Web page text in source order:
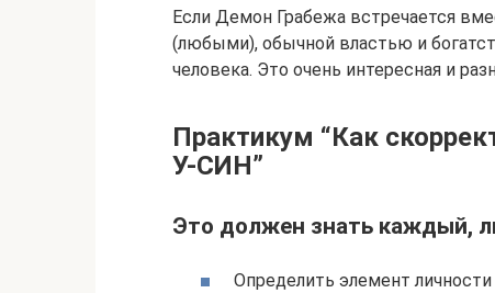
Если Демон Грабежа встречается
(любыми), обычной властью и
человека. Это очень интересная и
Практикум “Как
У-СИН”
Это должен знать каждый,
Определить элемент